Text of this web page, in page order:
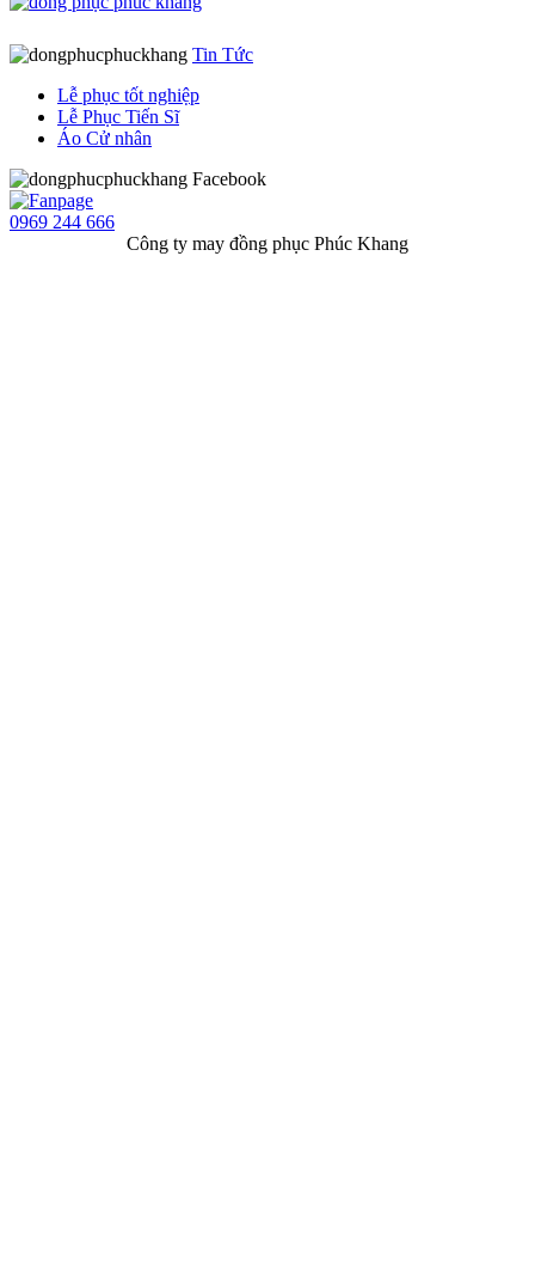
Tin Tức
Lễ phục tốt nghiệp
Lễ Phục Tiến Sĩ
Áo Cử nhân
Facebook
0969 244 666
Công ty may đồng phục Phúc Khang